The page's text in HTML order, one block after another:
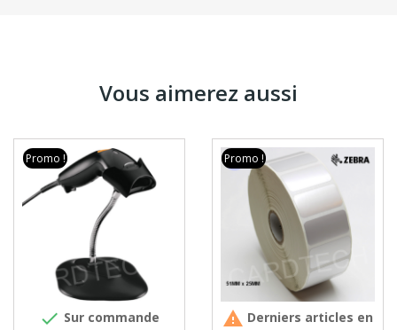
Vous aimerez aussi
 Sur commande
Promo !
 Derniers articles en
Promo !